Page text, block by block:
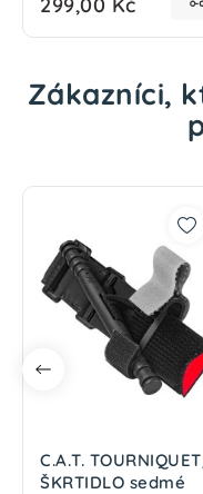
299,00 Kč
Zákazníci,
C.A.T.
ŠKRTIDLO sedmé